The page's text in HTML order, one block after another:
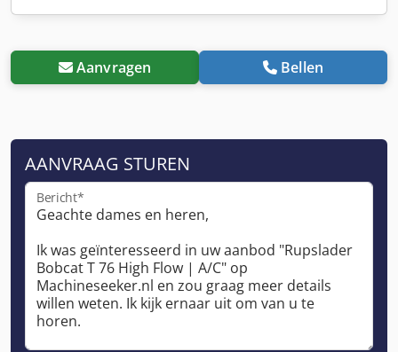
Aanvragen Bellen
AANVRAAG STUREN
Bericht*